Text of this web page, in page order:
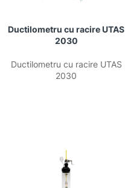
Ductilometru cu racire UTAS
2030
Ductilometru cu racire UTAS
2030